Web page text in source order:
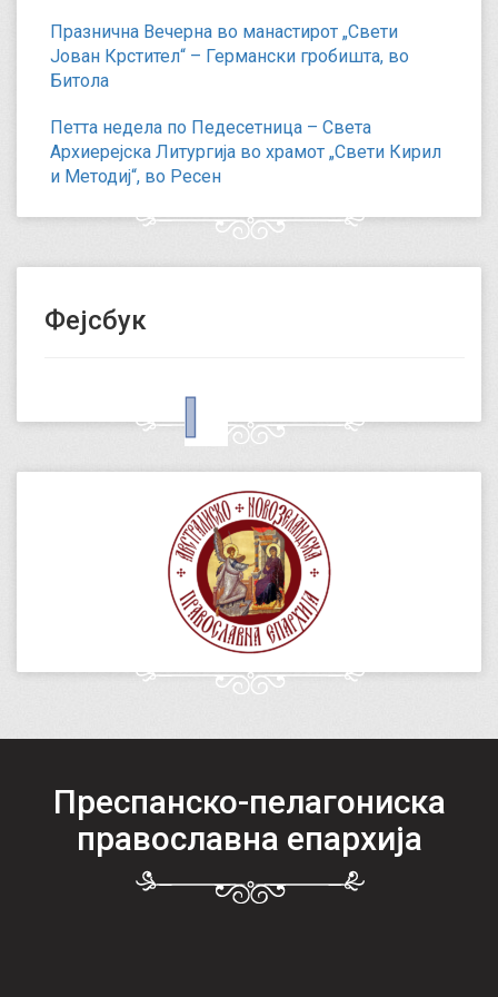
Празнична Вечерна во манастирот „Свети
Јован Крстител“ – Германски гробишта, во
Битола
Петта недела по Педесетница – Света
Архиерејска Литургија во храмот „Свети Кирил
и Методиј“, во Ресен
Фејсбук
Преспанско-пелагониска
православна епархија